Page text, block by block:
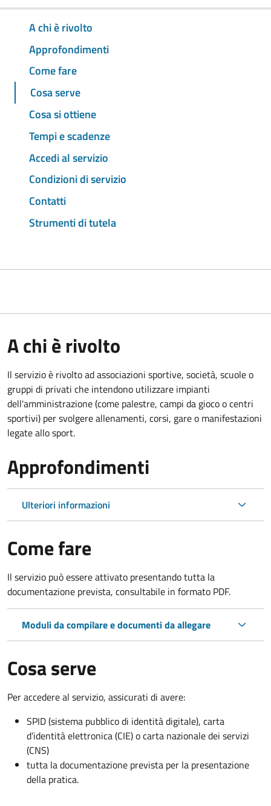
A chi è rivolto
Approfondimenti
Come fare
Cosa serve
Cosa si ottiene
Tempi e scadenze
Accedi al servizio
Condizioni di servizio
Contatti
Strumenti di tutela
A chi è rivolto
Il servizio è rivolto ad associazioni sportive, società, scuole o
gruppi di privati che intendono utilizzare impianti
dell'amministrazione (come palestre, campi da gioco o centri
sportivi) per svolgere allenamenti, corsi, gare o manifestazioni
legate allo sport.
Approfondimenti
Ulteriori informazioni
Come fare
Il servizio può essere attivato presentando tutta la
documentazione prevista, consultabile in formato PDF.
Moduli da compilare e documenti da allegare
Cosa serve
Per accedere al servizio, assicurati di avere:
SPID (sistema pubblico di identità digitale), carta
d’identità elettronica (CIE) o carta nazionale dei servizi
(CNS)
tutta la documentazione prevista per la presentazione
della pratica.